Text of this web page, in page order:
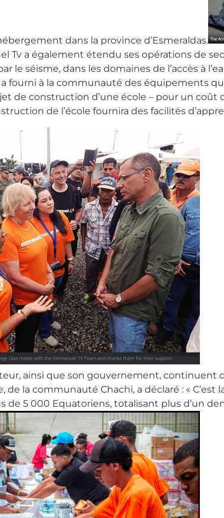
dans la province d’Esmeraldas.
Tv a également étendu ses opérations de
le séisme, dans les domaines de l’accès à
fourni à la communauté des équipements
de construction d’une école – pour un coût
de l’école fournira des facilités
ainsi que son gouvernement, continuent
de la communauté Chachi, a déclaré : «
de 5 000 Equatoriens, totalisant plus d’un